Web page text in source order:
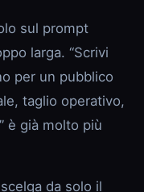
sul prompt
larga. “Scrivi
per un pubblico
taglio operativo,
è già molto più
da solo il